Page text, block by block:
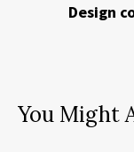
Design
You Might